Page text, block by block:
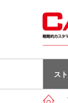
ス